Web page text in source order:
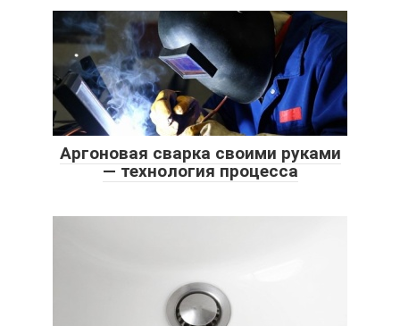
Аргоновая сварка своими руками
— технология процесса